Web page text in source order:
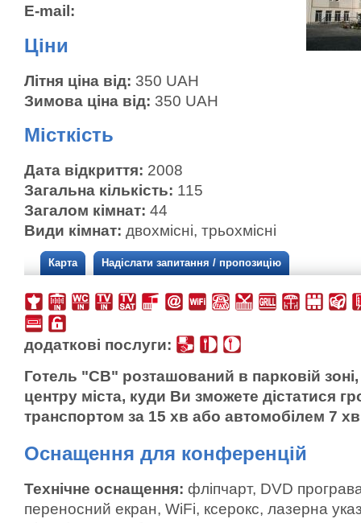
E-mail:
Ціни
Літня ціна від: 350 UAH
Зимова ціна від: 350 UAH
Місткість
Дата відкриття: 2008
Загальна кількість: 115
Загалом кімнат: 44
Види кімнат: двохмісні, трьохмісні
Карта Надіслати запитання / пропозицію
додаткові послуги:
Готель "СВ" розташований в парковій зоні,
центру міста, куди Ви зможете дістатися
транспортом за 15 хв або автомобілем 7
Оснащення для конференцій
Технічне оснащення: фліпчарт, DVD
переносний екран, WiFi, ксерокс, лазерна